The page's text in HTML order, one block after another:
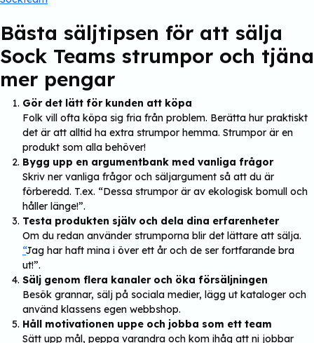
Bästa säljtipsen för att sälja
Sock Teams strumpor och tjäna
mer pengar
Gör det lätt för kunden att köpa
Folk vill ofta köpa sig fria från problem. Berätta hur praktiskt
det är att alltid ha extra strumpor hemma. Strumpor är en
produkt som alla behöver!
Bygg upp en argumentbank med vanliga frågor
Skriv ner vanliga frågor och säljargument så att du är
förberedd. T.ex. “Dessa strumpor är av ekologisk bomull och
håller länge!”.
Testa produkten själv och dela dina erfarenheter
Om du redan använder strumporna blir det lättare att sälja.
“Jag har haft mina i över ett år och de ser fortfarande bra
ut!”.
Sälj genom flera kanaler och öka försäljningen
Besök grannar, sälj på sociala medier, lägg ut kataloger och
använd klassens egen webbshop.
Håll motivationen uppe och jobba som ett team
Sätt upp mål, peppa varandra och kom ihåg att ni jobbar